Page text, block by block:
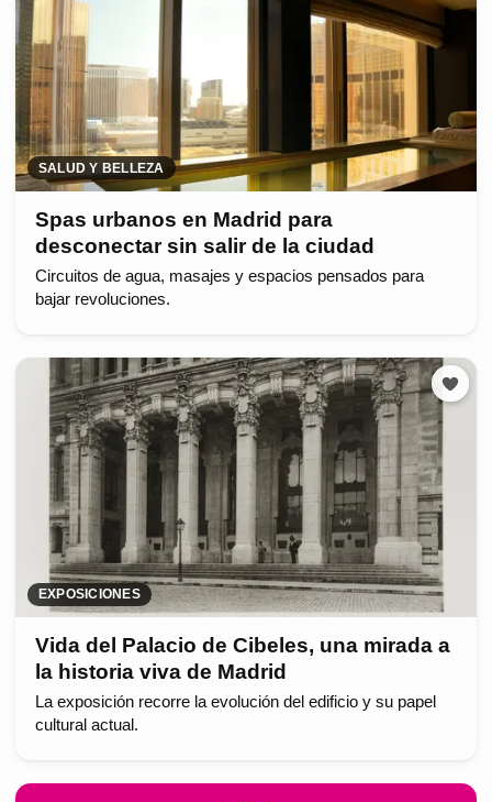
SALUD Y BELLEZA
Spas urbanos en Madrid para
desconectar sin salir de la ciudad
Circuitos de agua, masajes y espacios pensados para
bajar revoluciones.
EXPOSICIONES
Vida del Palacio de Cibeles, una mirada a
la historia viva de Madrid
La exposición recorre la evolución del edificio y su papel
cultural actual.